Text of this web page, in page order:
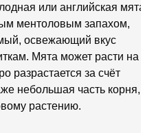
или английская мята.
ментоловым запахом,
освежающий вкус
Мята может расти на
разрастается за счёт
небольшая часть корня,
растению.